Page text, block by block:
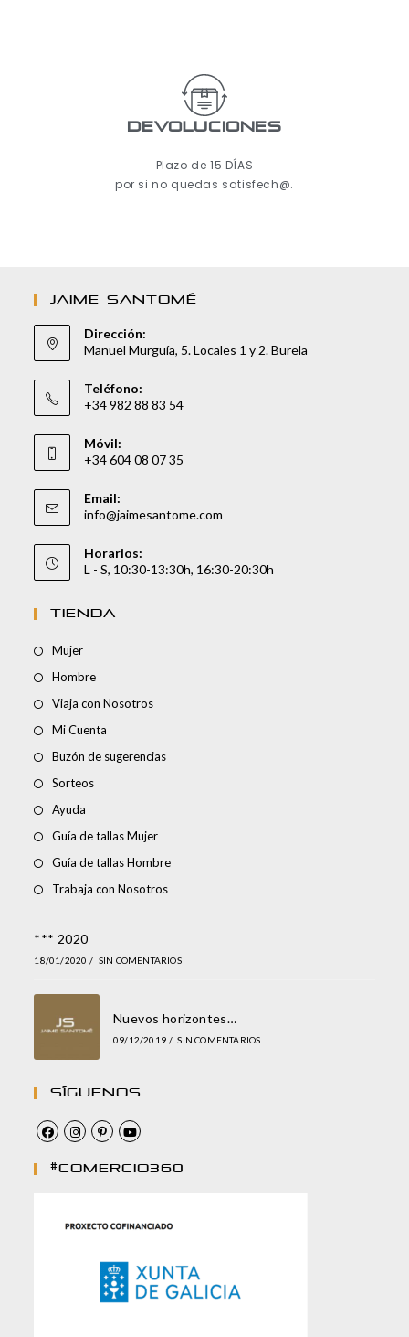
Devoluciones
Plazo de 15 DÍAS
por si no quedas satisfech@.
JAIME SANTOMÉ
Dirección:
Manuel Murguía, 5. Locales 1 y 2. Burela
Teléfono:
+34 982 88 83 54
Móvil:
+34 604 08 07 35
Email:
info@jaimesantome.com
Horarios:
L - S, 10:30-13:30h, 16:30-20:30h
TIENDA
Mujer
Hombre
Viaja con Nosotros
Mi Cuenta
Buzón de sugerencias
Sorteos
Ayuda
Guía de tallas Mujer
Guía de tallas Hombre
Trabaja con Nosotros
*** 2020
18/01/2020 / SIN COMENTARIOS
Nuevos horizontes…
09/12/2019 / SIN COMENTARIOS
Síguenos
#comercio360